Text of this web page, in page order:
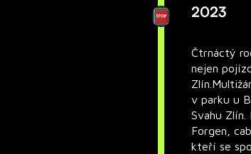
2023
Čtrnáctý
nejen
v parku u
Svahu
Forgen,
kteří se